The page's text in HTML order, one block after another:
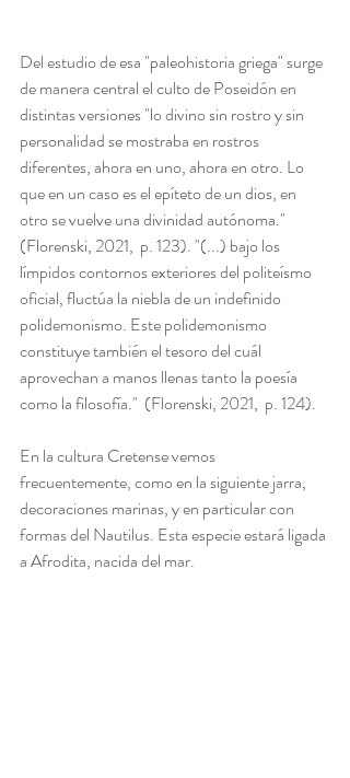
Del estudio de esa "paleohistoria griega" surge
de manera central el culto de Poseidón en
distintas versiones "lo divino sin rostro y sin
personalidad se mostraba en rostros
diferentes, ahora en uno, ahora en otro. Lo
que en un caso es el epíteto de un dios, en
otro se vuelve una divinidad autónoma."
(Florenski, 2021,  p. 123). "(...) bajo los
límpidos contornos exteriores del politeísmo
oficial, fluctúa la niebla de un indefinido
polidemonismo. Este polidemonismo
constituye también el tesoro del cuál
aprovechan a manos llenas tanto la poesía
como la filosofía."  (Florenski, 2021,  p. 124).
En la cultura Cretense vemos
frecuentemente, como en la siguiente jarra,
decoraciones marinas, y en particular con
formas del Nautilus. Esta especie estará ligada
a Afrodita, nacida del mar.